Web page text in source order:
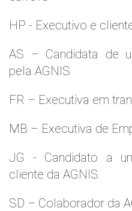
HP - Executivo e
AS – Candidata de
pela AGNIS
FR – Executiva em
MB – Executiva de
JG - Candidato a
cliente da AGNIS
SD – Colaborador da